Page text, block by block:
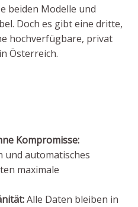
beiden Modelle und
Doch es gibt eine dritte,
hochverfügbare, privat
Österreich.
Kompromisse:
und automatisches
maximale
Alle Daten bleiben in